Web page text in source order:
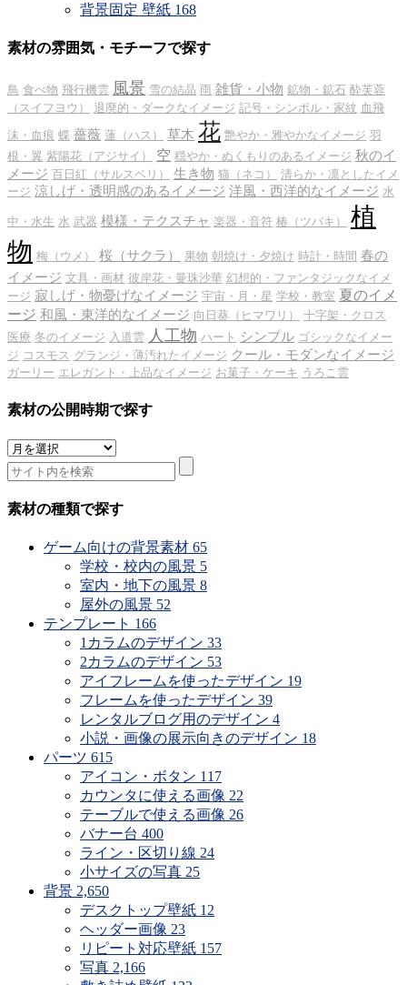
背景固定 壁紙 168
素材の雰囲気・モチーフで探す
鳥 食べ物 飛行機雲 風景 雪の結晶 雨 雑貨・小物 鉱物・鉱石 酔芙蓉
（スイフヨウ）
退廃的・ダークなイメージ 記号・シンボル・家紋 血飛
沫・血痕 蝶 薔薇 蓮（ハス） 草木 花 艶やか・雅やかなイメージ 羽
根・翼 紫陽花（アジサイ） 空 穏やか・ぬくもりのあるイメージ 秋のイ
メージ 百日紅（サルスベリ） 生き物 猫（ネコ）
清らか・凛としたイメ
ージ 涼しげ・透明感のあるイメージ 洋風・西洋的なイメージ 水
中・水生 水 武器 模様・テクスチャ 楽器・音符 椿（ツバキ）
植
物 梅（ウメ） 桜（サクラ） 果物 朝焼け・夕焼け 時計・時間 春の
イメージ 文具・画材 彼岸花・曼珠沙華 幻想的・ファンタジックなイメ
ージ 寂しげ・物憂げなイメージ 宇宙・月・星 学校・教室 夏のイメ
ージ 和風・東洋的なイメージ 向日葵（ヒマワリ）
十字架・クロス
医療 冬のイメージ 入道雲 人工物 ハート シンプル ゴシックなイメー
ジ コスモス グランジ・薄汚れたイメージ クール・モダンなイメージ
ガーリー エレガント・上品なイメージ お菓子・ケーキ うろこ雲
素材の公開時期で探す
素
材
の
公
素材の種類で探す
ゲーム向けの背景素材 65
学校・校内の風景 5
室内・地下の風景 8
屋外の風景 52
テンプレート 166
1カラムのデザイン 33
2カラムのデザイン 53
アイフレームを使ったデザイン 19
フレームを使ったデザイン 39
レンタルブログ用のデザイン 4
小説・画像の展示向きのデザイン 18
パーツ 615
アイコン・ボタン 117
カウンタに使える画像 22
テーブルで使える画像 26
バナー台 400
ライン・区切り線 24
小サイズの写真 25
背景 2,650
デスクトップ壁紙 12
ヘッダー画像 23
リピート対応壁紙 157
写真 2,166